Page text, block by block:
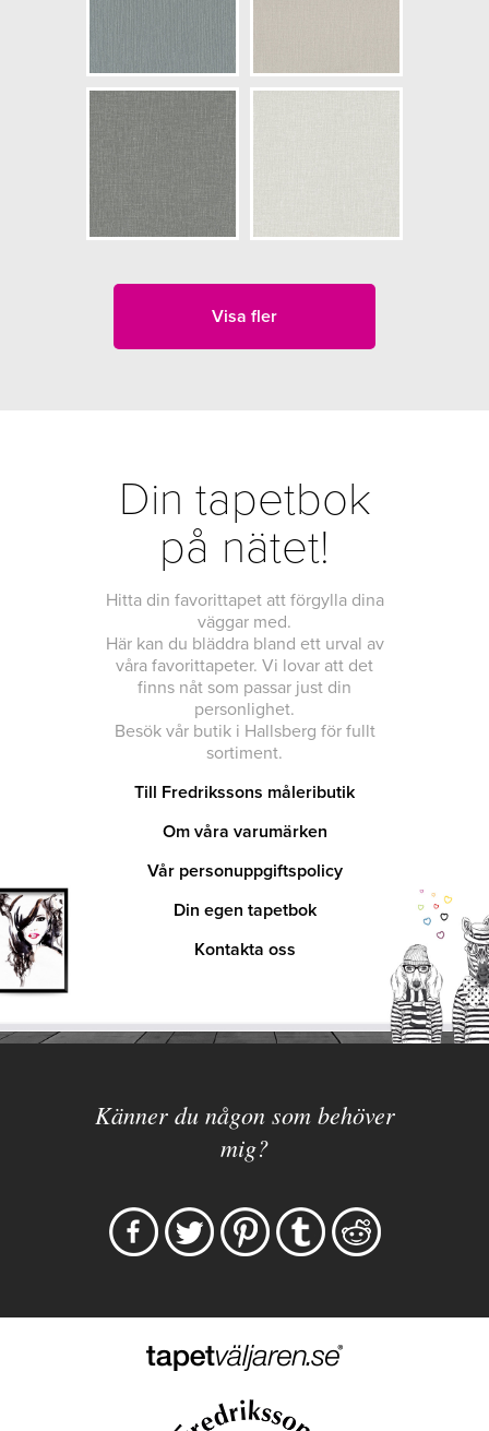
Visa fler
Din tapetbok
på nätet!
Hitta din favorittapet att förgylla dina
väggar med.
Här kan du bläddra bland ett urval av
våra favorittapeter. Vi lovar att det
finns nåt som passar just din
personlighet.
Besök vår butik i Hallsberg för fullt
sortiment.
Till Fredrikssons måleributik
Om våra varumärken
Vår personuppgiftspolicy
Din egen tapetbok
Kontakta oss
Känner du någon som behöver
mig?